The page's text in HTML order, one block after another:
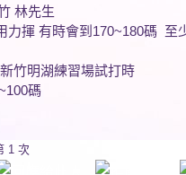
林先生
力揮 有時會到170~180碼 至
竹明湖練習場試打時
碼
1 次